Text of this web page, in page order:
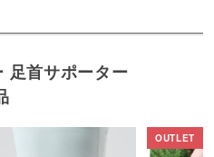
足首サポーター